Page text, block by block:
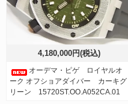
4,180,000円(税込)
オーデマ・ピゲ ロイヤルオ
ーク オフショアダイバー カーキグ
リーン 15720ST.OO.A052CA.01